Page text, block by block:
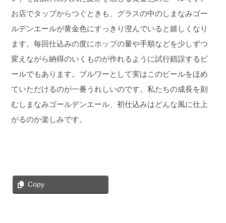
お店でタップからつぐときも、グラスの中のしまなみゴー
ルデンエールが黄金色にすっきり澄んでいると嬉しくなり
ます。毎回仕込みの度にホップの量や手順などを少しずつ
変えながら納得のいくものが作れるように試行錯誤するビ
ールでもあります。ブルワーとして実はこのビールをほめ
ていただけるのが一番うれしいのです。私たちの成長を刻
むしまなみゴールデンエール、初仕込みはどんな風に仕上
がるのか楽しみです。
Copy